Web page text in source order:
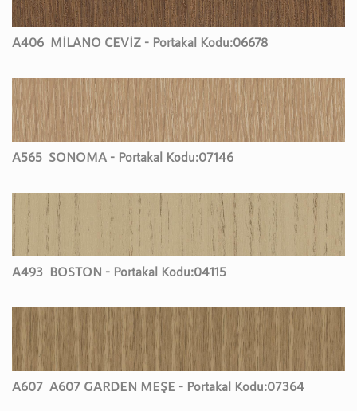
A406 MİLANO CEVİZ - Portakal Kodu:06678
A565 SONOMA - Portakal Kodu:07146
A493 BOSTON - Portakal Kodu:04115
A607 A607 GARDEN MEŞE - Portakal Kodu:07364